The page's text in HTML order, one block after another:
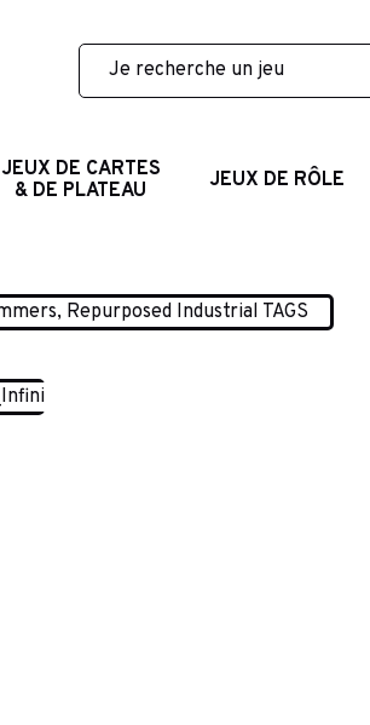
JEUX DE CARTES
& DE PLATEAU
JEUX DE RÔLE